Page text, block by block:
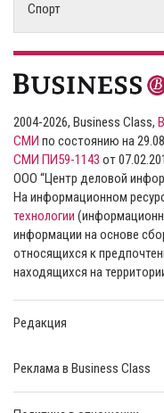
Спорт
2004-2026, Business Class,
СМИ по состоянию на
СМИ ПИ59-1143 от
ООО “Центр деловой
На информационном
технологии
информации на основе
относящихся к
находящихся на
Редакция
Реклама в Business Class